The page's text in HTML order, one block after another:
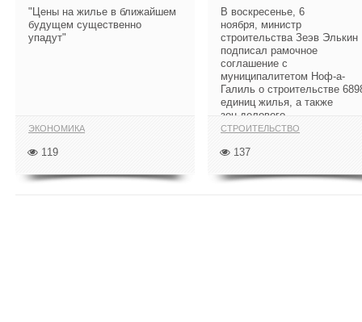
"Цены на жилье в ближайшем
будущем существенно
упадут"
ЭКОНОМИКА
119
В воскресенье, 6
ноября, министр
строительства Зеэв Элькин
подписал рамочное
соглашение с
муниципалитетом Ноф-а-
Галиль о строительстве
единиц жилья, а также
зон делового,
общественного...
СТРОИТЕЛЬСТВО
137